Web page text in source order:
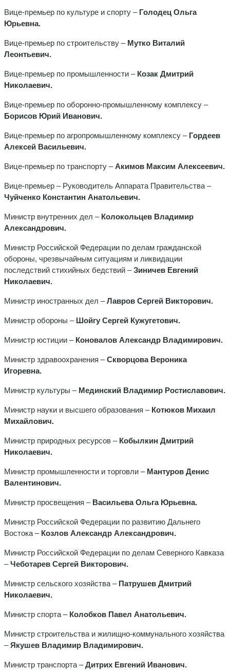
Вице-премьер по культуре и спорту – Голодец Ольга
Юрьевна.
Вице-премьер по строительству – Мутко Виталий
Леонтьевич.
Вице-премьер по промышленности – Козак Дмитрий
Николаевич.
Вице-премьер по оборонно-промышленному комплексу –
Борисов Юрий Иванович.
Вице-премьер по агропромышленному комплексу – Гордеев
Алексей Васильевич.
Вице-премьер по транспорту –Акимов Максим Алексеевич.
Вице-премьер – Руководитель Аппарата Правительства –
Чуйченко Константин Анатольевич.
Министр внутренних дел – Колокольцев Владимир
Александрович.
Министр Российской Федерации по делам гражданской
обороны, чрезвычайным ситуациям и ликвидации
последствий стихийных бедствий –Зиничев Евгений
Николаевич.
Министр иностранных дел –Лавров Сергей Викторович.
Министр обороны – Шойгу Сергей Кужугетович.
Министр юстиции – Коновалов Александр Владимирович.
Министр здравоохранения –Скворцова Вероника
Игоревна.
Министр культуры – Мединский Владимир Ростиславович.
Министр науки и высшего образования – Котюков Михаил
Михайлович.
Министр природных ресурсов – Кобылкин Дмитрий
Николаевич.
Министр промышленности и торговли – Мантуров Денис
Валентинович.
Министр просвещения – Васильева Ольга Юрьевна.
Министр Российской Федерации по развитию Дальнего
Востока – Козлов Александр Александрович.
Министр Российской Федерации по делам Северного Кавказа
–Чеботарев Сергей Викторович.
Министр сельского хозяйства – Патрушев Дмитрий
Николаевич.
Министр спорта – Колобков Павел Анатольевич.
Министр строительства и жилищно-коммунального хозяйства
–Якушев Владимир Владимирович.
Министр транспорта –Дитрих Евгений Иванович.